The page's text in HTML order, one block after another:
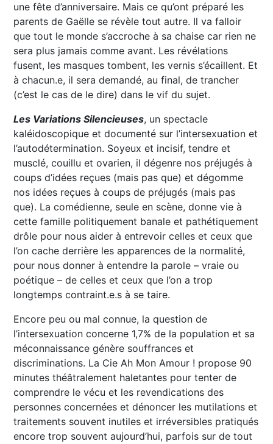
une fête d’anniversaire. Mais ce qu’ont préparé les
parents de Gaëlle se révèle tout autre. Il va falloir
que tout le monde s’accroche à sa chaise car rien ne
sera plus jamais comme avant. Les révélations
fusent, les masques tombent, les vernis s’écaillent. Et
à chacun.e, il sera demandé, au final, de trancher
(c’est le cas de le dire) dans le vif du sujet.
Les Variations Silencieuses, un spectacle
kaléidoscopique et documenté sur l’intersexuation et
l’autodétermination. Soyeux et incisif, tendre et
musclé, couillu et ovarien, il dégenre nos préjugés à
coups d’idées reçues (mais pas que) et dégomme
nos idées reçues à coups de préjugés (mais pas
que). La comédienne, seule en scène, donne vie à
cette famille politiquement banale et pathétiquement
drôle pour nous aider à entrevoir celles et ceux que
l’on cache derrière les apparences de la normalité,
pour nous donner à entendre la parole – vraie ou
poétique – de celles et ceux que l’on a trop
longtemps contraint.e.s à se taire.
Encore peu ou mal connue, la question de
l’intersexuation concerne 1,7% de la population et sa
méconnaissance génère souffrances et
discriminations. La Cie Ah Mon Amour ! propose 90
minutes théâtralement haletantes pour tenter de
comprendre le vécu et les revendications des
personnes concernées et dénoncer les mutilations et
traitements souvent inutiles et irréversibles pratiqués
encore trop souvent aujourd’hui, parfois sur de tout